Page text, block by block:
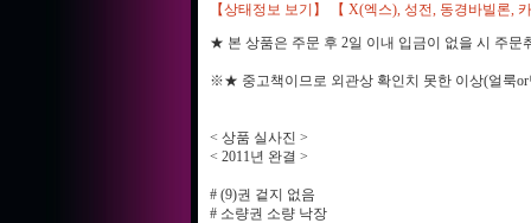
【상태정보 보기】 【 X(엑스), 성전, 동경바빌론,
★ 본 상품은 주문 후 2일 이내 입금이 없을 시 주
※★ 중고책이므로 외관상 확인치 못한 이상(얼룩
< 상품 실사진 >
< 2011년 완결 >
# (9)권 겉지 없음
# 소량권 소량 낙장